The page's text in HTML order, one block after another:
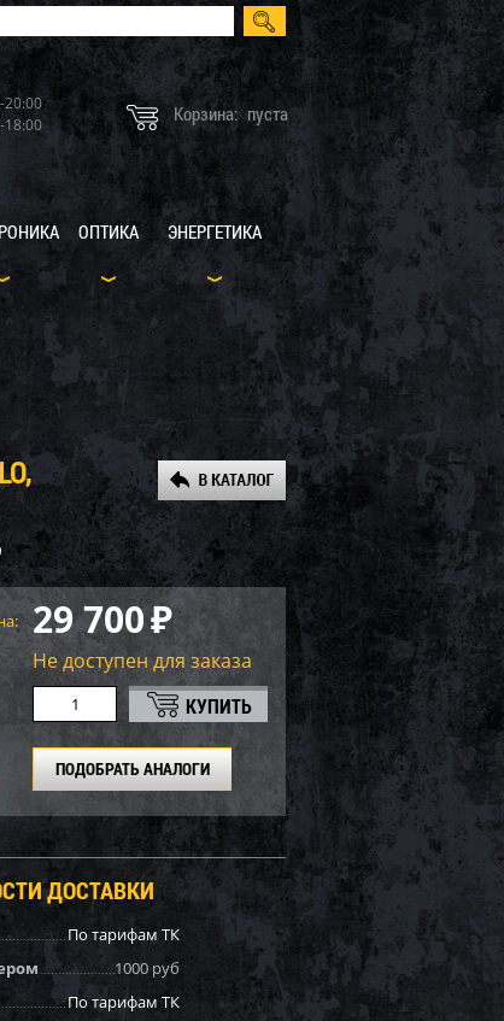
20:00
18:00 Корзина: пуста
ОПТИКА ЭНЕРГЕТИКА
29 700₽
Не доступен для заказа
ПОДОБРАТЬ АНАЛОГИ
ДОСТАВКИ
По тарифам ТК
1000 руб
По тарифам ТК